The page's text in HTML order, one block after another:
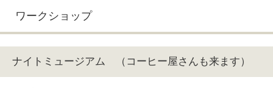
ワークショップ
ナイトミュージアム （コーヒー屋さんも来ます）